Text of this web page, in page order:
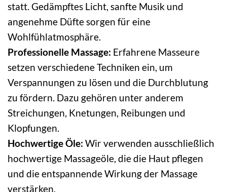
statt. Gedämpftes Licht, sanfte Musik und
angenehme Düfte sorgen für eine
Wohlfühlatmosphäre.
Professionelle Massage: Erfahrene Masseure
setzen verschiedene Techniken ein, um
Verspannungen zu lösen und die Durchblutung
zu fördern. Dazu gehören unter anderem
Streichungen, Knetungen, Reibungen und
Klopfungen.
Hochwertige Öle: Wir verwenden ausschließlich
hochwertige Massageöle, die die Haut pflegen
und die entspannende Wirkung der Massage
verstärken.